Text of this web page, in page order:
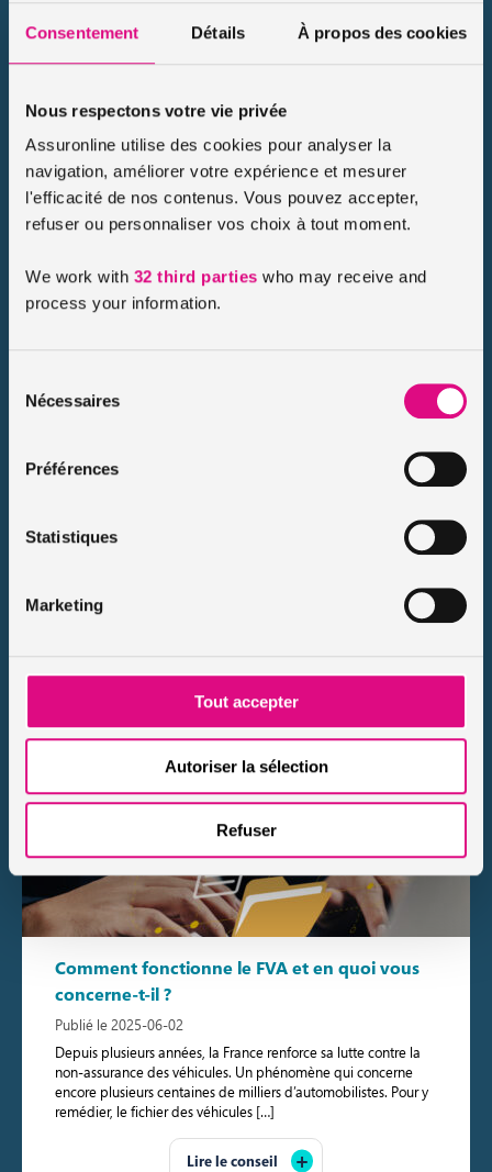
Consentement Détails À propos des cookies
Nous respectons votre vie privée
Assuronline utilise des cookies pour analyser la
navigation, améliorer votre expérience et mesurer
l'efficacité de nos contenus. Vous pouvez accepter,
refuser ou personnaliser vos choix à tout moment.
We work with 32 third parties who may receive and
process your information.
Nécessaires
Préférences
Statistiques
Marketing
Tout accepter
Autoriser la sélection
Refuser
Pression trop basse, objet tranchant sur la chaussée, charge
trop lourde… quel que soit la cause d’un pneu crevé, la
question est la même : l’assurance auto prend-elle en charge
Relevé d’information auto : à quoi ça sert et
comment l’obtenir ?
Souvent comparé au curriculum du conducteur, le relevé
d’information assurance auto est un document incontournable
historique de conduite. Il permet aux compagnies […]
Comment fonctionne le FVA et en quoi vous
concerne-t-il ?
Publié le 2025-06-02
Depuis plusieurs années, la France renforce sa lutte contre la
non-assurance des véhicules. Un phénomène qui concerne
encore plusieurs centaines de milliers d’automobilistes. Pour y
remédier, le fichier des véhicules […]
Lire le conseil